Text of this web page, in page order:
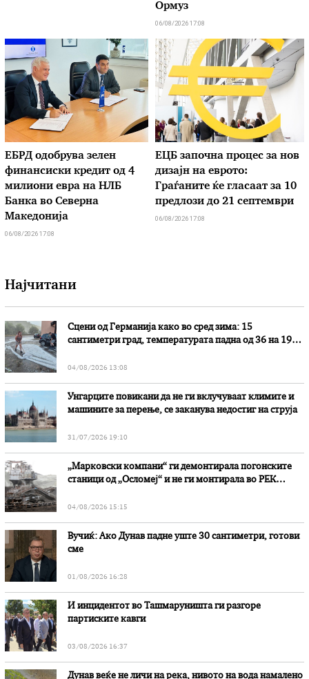
Ормуз
06/08/2026 17:08
ЕБРД одобрува зелен
финансиски кредит од 4
милиони евра на НЛБ
Банка во Северна
Македонија
06/08/2026 17:08
ЕЦБ започна процес за нов
дизајн на еврото:
Граѓаните ќе гласаат за 10
предлози до 21 септември
06/08/2026 17:08
Најчитани
Сцени од Германија како во сред зима: 15
сантиметри град, температурата падна од 36 на 19
04/08/2026 13:08
Унгарците повикани да не ги вклучуваат климите и
машините за перење, се заканува недостиг на струја
31/07/2026 19:10
„Марковски компани“ ги демонтирала погонските
станици од „Осломеј“ и не ги монтирала во РЕК
04/08/2026 15:15
Вучиќ: Ако Дунав падне уште 30 сантиметри, готови
сме
01/08/2026 16:28
И инцидентот во Ташмаруништa ги разгоре
партиските кавги
03/08/2026 16:37
Дунав веќе не личи на река, нивото на вода намалено